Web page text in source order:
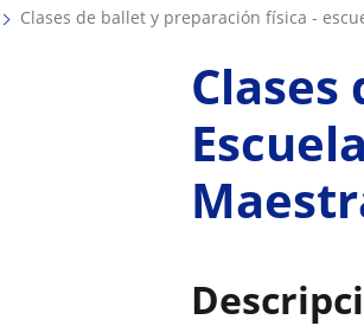
clases de ballet y preparación física -